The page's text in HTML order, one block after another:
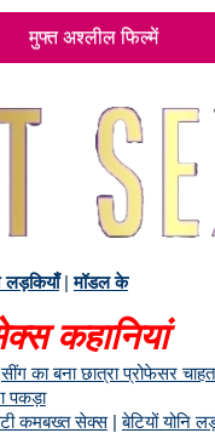
मुफ्त अश्लील फिल्में
लड़कियाँ|मॉडल के
कहानियां
सींग का बना छात्रा प्रोफेसर
पकड़ा
कमबख्त सेक्स|बेटियों योनि